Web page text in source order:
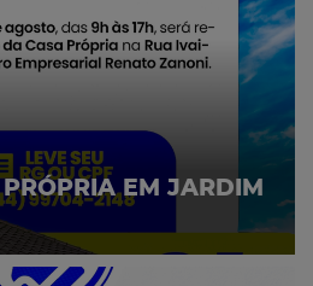
EM JARDIM